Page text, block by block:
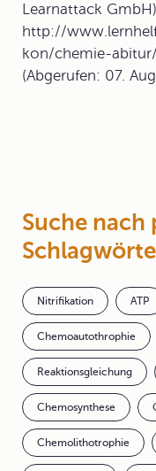
Learnattack
http://
kon/chemie-
(Abgerufen: 07.
Suche nach
Nitrifikation ATP
Chemoautothrophie
Reaktionsgleichung
Chemosynthese
Chemolithotrophie